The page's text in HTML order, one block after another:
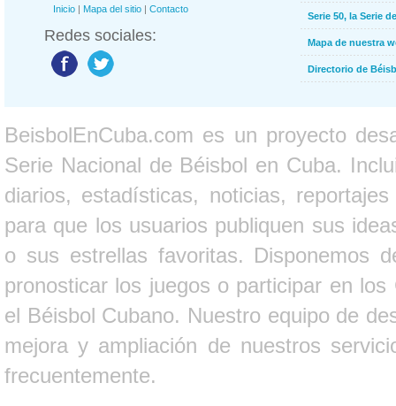
Inicio | Mapa del sitio | Contacto
Redes sociales:
Serie 50, la Serie
Mapa de nuestra
Directorio de
BeisbolEnCuba.com es un proyecto
Serie Nacional de Béisbol en Cuba.
diarios, estadísticas, noticias,
para que los usuarios publiquen sus
o sus estrellas favoritas. Disponemos
pronosticar los juegos o participar en
el Béisbol Cubano. Nuestro equipo de
mejora y ampliación de nuestros
frecuentemente.